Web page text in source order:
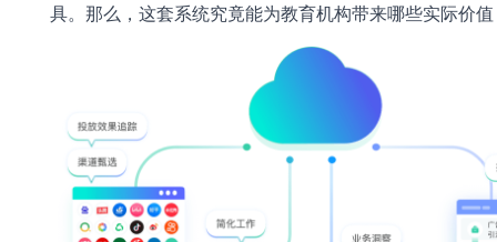
具。那么，这套系统究竟能为教育机构带来哪些实际价